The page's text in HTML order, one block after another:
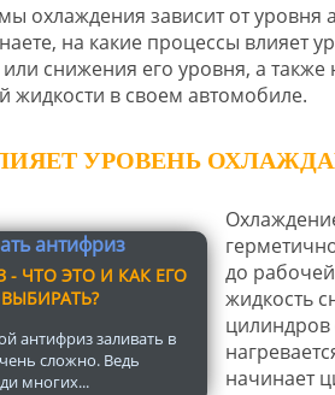
охлаждения зависит от уровня
на какие процессы влияет
снижения его уровня, а
жидкости в своем автомобиле.
УРОВЕНЬ
- ЧТО ЭТО И КАК ЕГО
ВЫБИРАТЬ?
антифриз заливать в
сложно. Ведь
многих...
до
жидкость
цилиндров
начинает